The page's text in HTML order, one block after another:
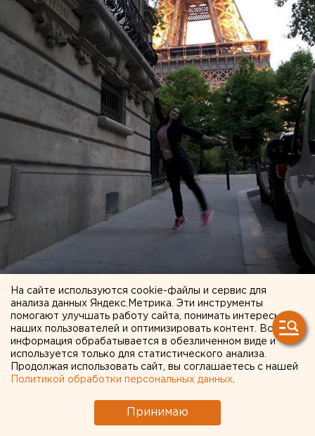
Осенью 2017 мы поехали в Италию, там была мама.
Она жила в другом отеле, и мы хотели встретиться.
Он не позволил. Мама приходила, стучала, писала
SMS, и в итоге он отпустил меня после того, как я
выполнила кучу мелких непонятных поручений.
На сайте используются cookie-файлы и сервис для
анализа данных Яндекс.Метрика. Эти инструменты
помогают улучшать работу сайта, понимать интересы
наших пользователей и оптимизировать контент. Вся
информация обрабатывается в обезличенном виде и
используется только для статистического анализа.
Продолжая использовать сайт, вы соглашаетесь с нашей
Политикой обработки персональных данных
Принимаю